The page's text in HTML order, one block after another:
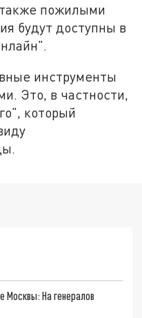
также пожилыми
будут доступны в
инструменты
Это, в частности,
который
Москвы: На генералов